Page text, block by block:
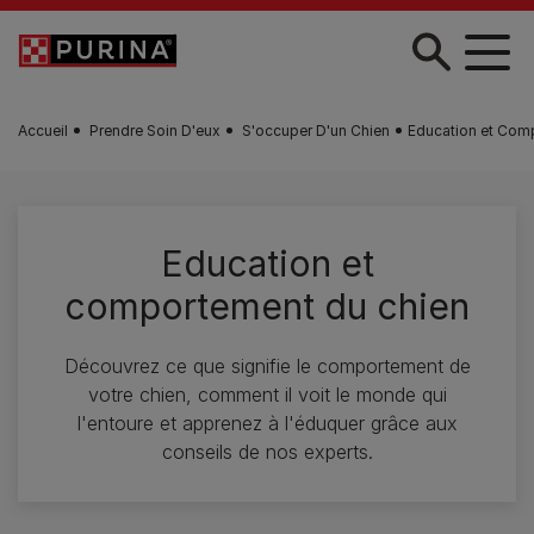
Skip to main content
Accueil Prendre Soin D'eux S'occuper D'un Chien Education et
Education et
comportement du chien
Découvrez ce que signifie le comportement de
votre chien, comment il voit le monde qui
l'entoure et apprenez à l'éduquer grâce aux
conseils de nos experts.